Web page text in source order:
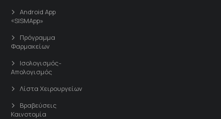
Android App
«SISMApp»
Πρόγραμμα
Φαρμακείων
Ισολογισμός-
Απολογισμός
Λίστα Χειρουργείων
Βραβεύσεις
Καινοτομία